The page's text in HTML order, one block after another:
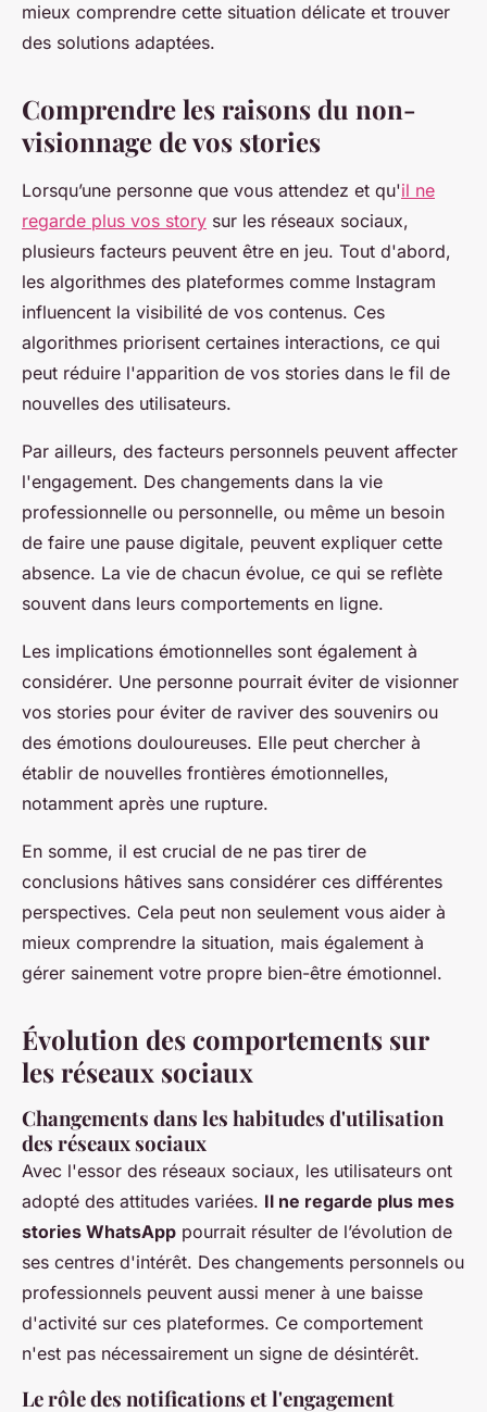
mieux comprendre cette situation délicate et trouver
des solutions adaptées.
Comprendre les raisons du non-
visionnage de vos stories
Lorsqu’une personne que vous attendez et qu'il ne
regarde plus vos story sur les réseaux sociaux,
plusieurs facteurs peuvent être en jeu. Tout d'abord,
les algorithmes des plateformes comme Instagram
influencent la visibilité de vos contenus. Ces
algorithmes priorisent certaines interactions, ce qui
peut réduire l'apparition de vos stories dans le fil de
nouvelles des utilisateurs.
Par ailleurs, des facteurs personnels peuvent affecter
l'engagement. Des changements dans la vie
professionnelle ou personnelle, ou même un besoin
de faire une pause digitale, peuvent expliquer cette
absence. La vie de chacun évolue, ce qui se reflète
souvent dans leurs comportements en ligne.
Les implications émotionnelles sont également à
considérer. Une personne pourrait éviter de visionner
vos stories pour éviter de raviver des souvenirs ou
des émotions douloureuses. Elle peut chercher à
établir de nouvelles frontières émotionnelles,
notamment après une rupture.
En somme, il est crucial de ne pas tirer de
conclusions hâtives sans considérer ces différentes
perspectives. Cela peut non seulement vous aider à
mieux comprendre la situation, mais également à
gérer sainement votre propre bien-être émotionnel.
Évolution des comportements sur
les réseaux sociaux
Changements dans les habitudes d'utilisation
des réseaux sociaux
Avec l'essor des réseaux sociaux, les utilisateurs ont
adopté des attitudes variées. Il ne regarde plus mes
stories WhatsApp pourrait résulter de l’évolution de
ses centres d'intérêt. Des changements personnels ou
professionnels peuvent aussi mener à une baisse
d'activité sur ces plateformes. Ce comportement
n'est pas nécessairement un signe de désintérêt.
Le rôle des notifications et l'engagement